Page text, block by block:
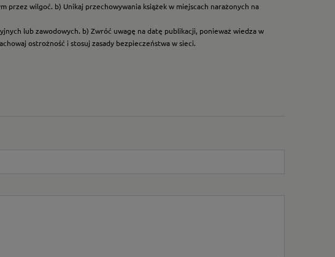
przez wilgoć. b) Unikaj przechowywania książek w miejscach narażonych na
lub zawodowych. b) Zwróć uwagę na datę publikacji, ponieważ wiedza w
ostrożność i stosuj zasady bezpieczeństwa w sieci.